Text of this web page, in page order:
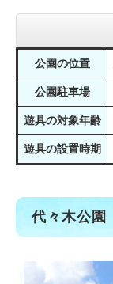
公園の位置
公園駐車場
遊具の対象年齢
遊具の設置時期
代々木公園